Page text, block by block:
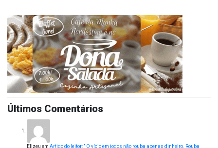
Últimos Comentários
Elizeu em Artigo do leitor: ” O vício em jogos não rouba apenas dinheiro. Rouba